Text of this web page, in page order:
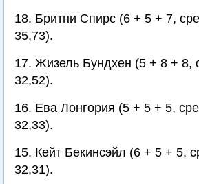
18. Бритни Спирс (6 + 5 + 7,
35,73).
17. Жизель Бундхен (5 + 8 + 8,
32,52).
16. Ева Лонгория (5 + 5 + 5,
32,33).
15. Кейт Бекинсэйл (6 + 5 + 5,
32,31).